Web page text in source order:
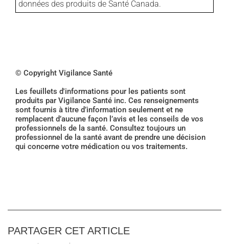
données des produits de Santé Canada.
© Copyright Vigilance Santé
Les feuillets d'informations pour les patients sont
produits par Vigilance Santé inc. Ces renseignements
sont fournis à titre d’information seulement et ne
remplacent d’aucune façon l’avis et les conseils de vos
professionnels de la santé. Consultez toujours un
professionnel de la santé avant de prendre une décision
qui concerne votre médication ou vos traitements.
PARTAGER CET ARTICLE